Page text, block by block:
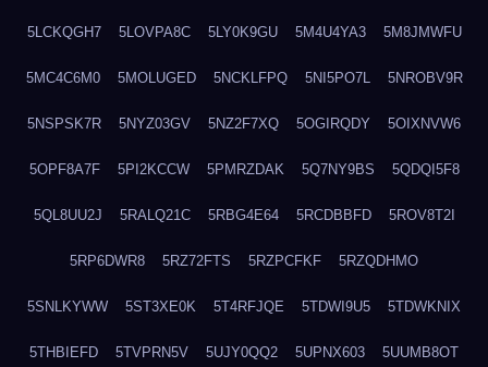
5LCKQGH7 5LOVPA8C 5LY0K9GU 5M4U4YA3 5M8JMWFU
5MC4C6M0 5MOLUGED 5NCKLFPQ 5NI5PO7L 5NROBV9R
5NSPSK7R 5NYZ03GV 5NZ2F7XQ 5OGIRQDY 5OIXNVW6
5OPF8A7F 5PI2KCCW 5PMRZDAK 5Q7NY9BS 5QDQI5F8
5QL8UU2J 5RALQ21C 5RBG4E64 5RCDBBFD 5ROV8T2I
5RP6DWR8 5RZ72FTS 5RZPCFKF 5RZQDHMO
5SNLKYWW 5ST3XE0K 5T4RFJQE 5TDWI9U5 5TDWKNIX
5THBIEFD 5TVPRN5V 5UJY0QQ2 5UPNX603 5UUMB8OT